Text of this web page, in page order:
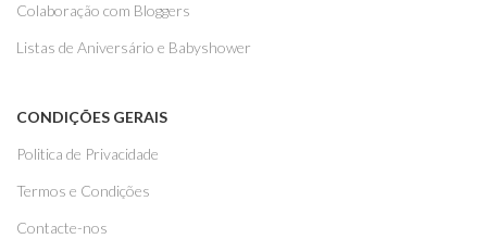
Colaboração com Bloggers
Listas de Aniversário e Babyshower
CONDIÇÕES GERAIS
Politica de Privacidade
Termos e Condições
Contacte-nos